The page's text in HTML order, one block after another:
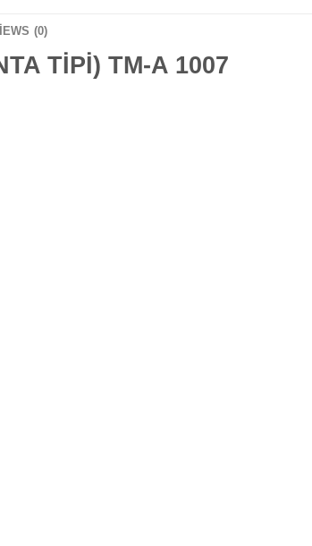
(0)
TİPİ) TM-A 1007